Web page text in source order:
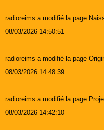
radioreims a modifié la page
08/03/2026 14:50:51
radioreims a modifié la page
08/03/2026 14:48:39
radioreims a modifié la page
08/03/2026 14:42:10